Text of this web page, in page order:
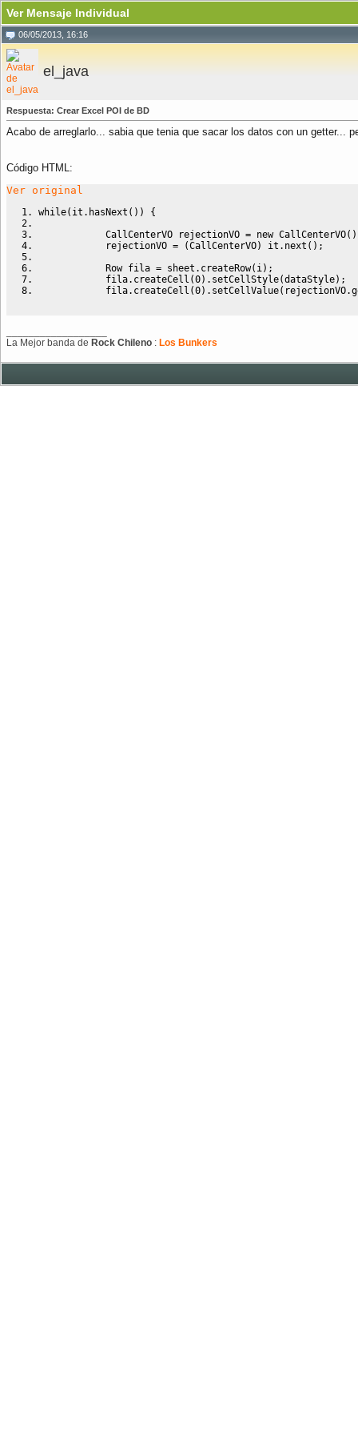
Ver Mensaje Individual
06/05/2013, 16:16
el_java
Respuesta: Crear Excel POI de BD
Acabo de arreglarlo... sabia que tenia que sacar los datos con un getter...
Código HTML:
Ver original
while(it.hasNext()) {
CallCenterVO rejectionVO = new
rejectionVO = (CallCenterVO) it.next();
Row fila = sheet.createRow(i);
fila.createCell(0).setCellStyle(dataStyle);
La Mejor banda de Rock Chileno : Los Bunkers